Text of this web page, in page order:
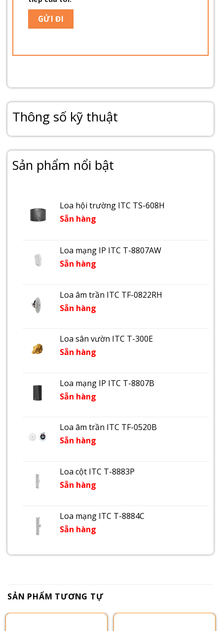
Thông số kỹ thuật
Sản phẩm nổi bật
Loa hội trường ITC TS-608H
Sẵn hàng
Loa mạng IP ITC T-8807AW
Sẵn hàng
Loa âm trần ITC TF-0822RH
Sẵn hàng
Loa sân vườn ITC T-300E
Sẵn hàng
Loa mạng IP ITC T-8807B
Sẵn hàng
Loa âm trần ITC TF-0520B
Sẵn hàng
Loa cột ITC T-8883P
Sẵn hàng
Loa mạng ITC T-8884C
Sẵn hàng
SẢN PHẨM TƯƠNG TỰ